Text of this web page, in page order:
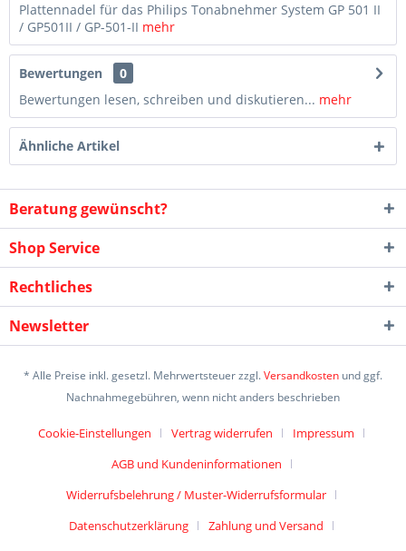
Plattennadel für das Philips Tonabnehmer System GP 501 II
/ GP501II / GP-501-II mehr
Bewertungen
0
Bewertungen lesen, schreiben und diskutieren... mehr
Ähnliche Artikel
Beratung gewünscht?
Shop Service
Rechtliches
Newsletter
* Alle Preise inkl. gesetzl. Mehrwertsteuer zzgl.Versandkosten und ggf.
Nachnahmegebühren, wenn nicht anders beschrieben
Cookie-Einstellungen Vertrag widerrufen
Impressum
AGB und Kundeninformationen
Widerrufsbelehrung / Muster-Widerrufsformular
Datenschutzerklärung
Zahlung und Versand